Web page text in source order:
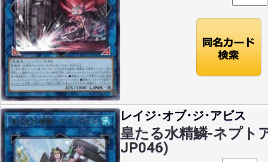
レイジ･オブ･ジ･アビス
皇たる水精鱗-ネプト
JP046)